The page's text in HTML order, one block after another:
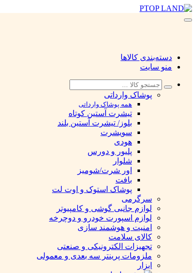
دسته‌بندی کالاها
منو سایت
پوشاک وارداتی
همه پوشاک وارداتی
تیشرت آستین کوتاه
بلوز/ تیشرت آستین بلند
سویشرت
هودی
پلیور و دورس
شلوار
اور شرت/شومیز
بافت
پوشاک استوک و اوت لت
سرگرمی
لوازم جانبی گوشی و کامپیوتر
لوازم اسپورت خودرو و دوچرخه
امنیت و هوشمند سازی
کالای سلامت
تجهیزات الکترونیکی و صنعتی
ملزومات پرینتر سه بعدی و معمولی
ابزار